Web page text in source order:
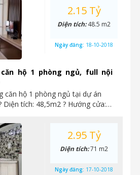
hộ 1 phòng ngủ, full nội
căn hộ 1 phòng ngủ tại dự án
Diện tích: 48,5m2 ? Hướng cửa:…
2.15 Tỷ
Diện tích:48.5 m2
Ngày đăng: 18-10-2018
2.95 Tỷ
Diện tích:71 m2
Ngày đăng: 17-10-2018